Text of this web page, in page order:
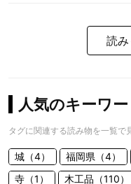
読
人気のキーワー
タグに関連する読み物を一覧で
城（4） 福岡県（4）
寺（1）
木工品（110）